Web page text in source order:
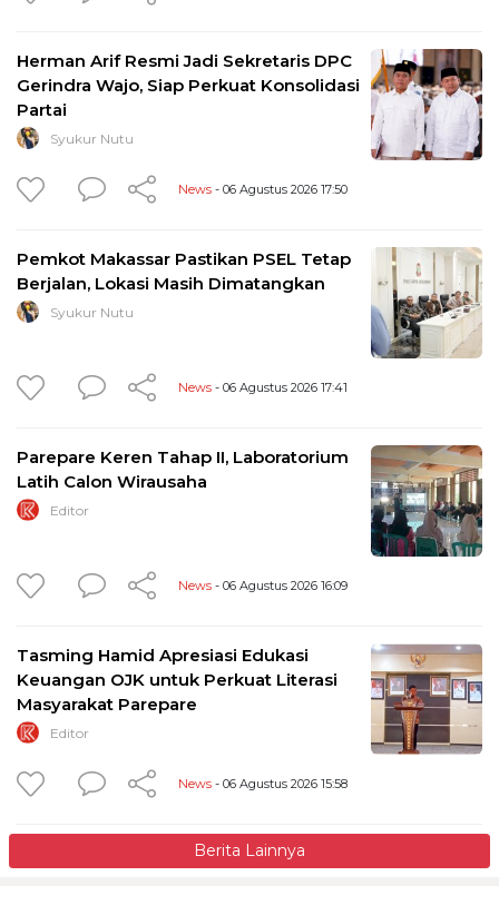
Herman Arif Resmi Jadi Sekretaris DPC
Gerindra Wajo, Siap Perkuat Konsolidasi
Partai
Syukur Nutu
News - 06 Agustus 2026 17:50
Pemkot Makassar Pastikan PSEL Tetap
Berjalan, Lokasi Masih Dimatangkan
Syukur Nutu
News - 06 Agustus 2026 17:41
Parepare Keren Tahap II, Laboratorium
Latih Calon Wirausaha
Editor
News - 06 Agustus 2026 16:09
Tasming Hamid Apresiasi Edukasi
Keuangan OJK untuk Perkuat Literasi
Masyarakat Parepare
Editor
News - 06 Agustus 2026 15:58
Berita Lainnya